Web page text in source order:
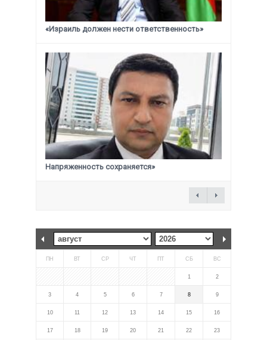
«Израиль должен нести ответственность»
Напряженность сохраняется»
ПН ВТ СР ЧТ ПТ СБ ВС
1 2
3 4 5 6 7 8 9
10 11 12 13 14 15 16
17 18 19 20 21 22 23